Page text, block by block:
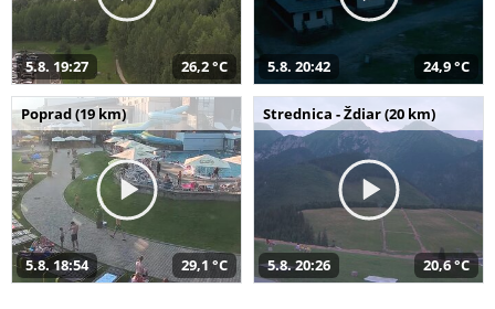
5.8. 19:27 26,2 °C 5.8. 20:42 24,9 °C
Poprad (19 km)
5.8. 18:54 29,1 °C
Strednica - Ždiar (20 km)
5.8. 20:26 20,6 °C